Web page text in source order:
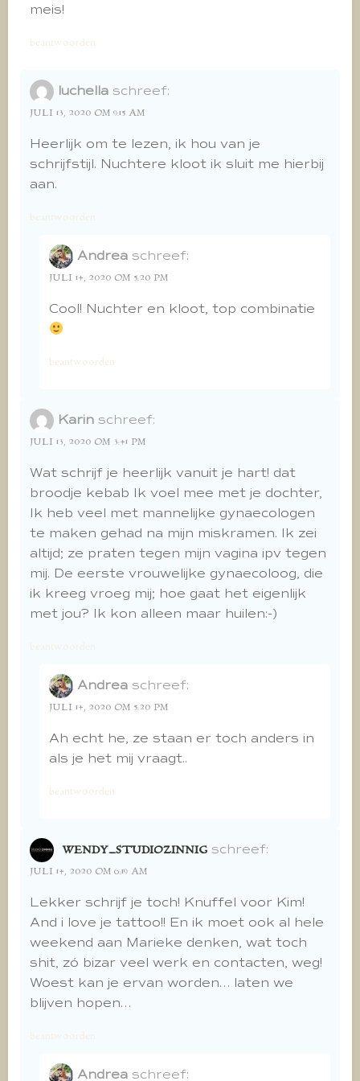
meis!
beantwoorden
luchella schreef:
JULI 13, 2020 OM 9:15 AM
Heerlijk om te lezen, ik hou van je
schrijfstijl. Nuchtere kloot ik sluit me hierbij
aan.
beantwoorden
Andrea schreef:
JULI 14, 2020 OM 5:20 PM
Cool! Nuchter en kloot, top combinatie
beantwoorden
Karin schreef:
JULI 13, 2020 OM 3:41 PM
Wat schrijf je heerlijk vanuit je hart! dat
broodje kebab Ik voel mee met je dochter,
Ik heb veel met mannelijke gynaecologen
te maken gehad na mijn miskramen. Ik zei
altijd; ze praten tegen mijn vagina ipv tegen
mij. De eerste vrouwelijke gynaecoloog, die
ik kreeg vroeg mij; hoe gaat het eigenlijk
met jou? Ik kon alleen maar huilen:-)
beantwoorden
Andrea schreef:
JULI 14, 2020 OM 5:20 PM
Ah echt he, ze staan er toch anders in
als je het mij vraagt..
beantwoorden
WENDY_STUDIOZINNIG schreef:
JULI 14, 2020 OM 6:19 AM
Lekker schrijf je toch! Knuffel voor Kim!
And i love je tattoo!! En ik moet ook al hele
weekend aan Marieke denken, wat toch
shit, zó bizar veel werk en contacten, weg!
Woest kan je ervan worden… laten we
blijven hopen…
beantwoorden
Andrea schreef: